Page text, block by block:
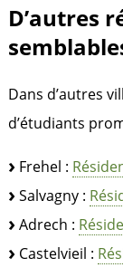
D’autres
Dans d’autres
d’étudiants
Frehel :
Salvagny :
Adrech :
Castelvieil :